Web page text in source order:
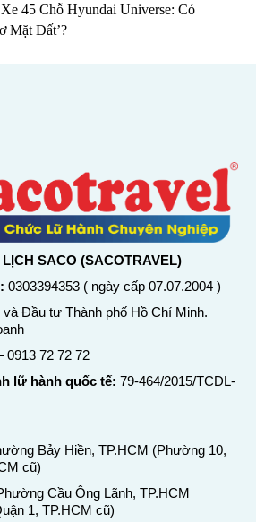
45 Chỗ Hyundai Universe: Có
Mặt Đất’?
SACO (SACOTRAVEL)
0303394353 ( ngày cấp 07.07.2004 )
Đầu tư Thành phố Hồ Chí Minh.
0913 72 72 72
lữ hành quốc tế: 79-464/2015/TCDL-
Bảy Hiền, TP.HCM (Phường 10,
cũ)
Cầu Ông Lãnh, TP.HCM
1, TP.HCM cũ)